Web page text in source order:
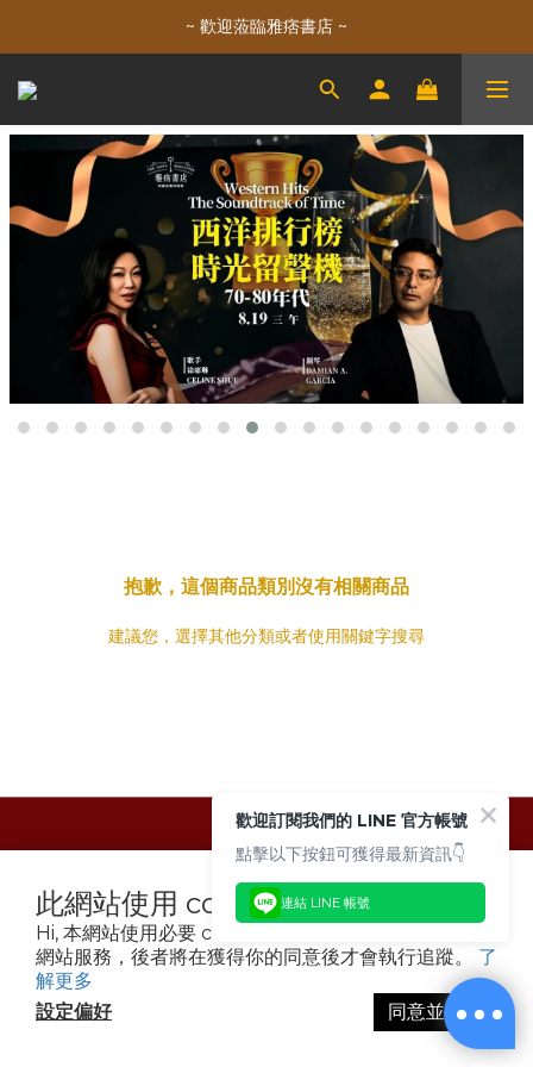
此網站使用 cookies
Hi, 本網站使用必要 cookies 和追蹤型 cookies 以確保
網站服務，後者將在獲得你的同意後才會執行追蹤。 了
解更多
設定偏好
同意並繼續
~ 歡迎蒞臨雅痞書店 ~
抱歉，這個商品類別沒有相關商品
建議您，選擇其他分類或者使用關鍵字搜尋
聯絡我們
歡迎訂閱我們的 LINE 官方帳號
點擊以下按鈕可獲得最新資訊👇
連結 LINE 帳號